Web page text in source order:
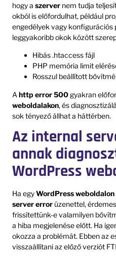
hogy a szerver nem tudja
okból is előfordulhat, például
engedélyek vagy konfigurációs
leggyakoribb okok között
Hibás .htaccess fájl
PHP memória limit
Rosszul beállított
Ahttp error 500 gyakran
weboldalakon, és
sok tényező állhat a háttérben.
Az internal
annak
WordPress
Ha egyWordPress weboldalon
server error üzenettel,
frissítettünk-e valamilyen
a hiba megjelenése előtt. Ha
okozza a problémát. Ebben az
visszaállítani az előző verziót